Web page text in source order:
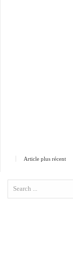
Article plus récent